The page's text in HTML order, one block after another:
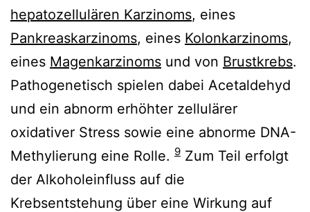
hepatozellulären Karzinoms, eines
Pankreaskarzinoms, eines Kolonkarzinoms,
eines Magenkarzinoms und von Brustkrebs.
Pathogenetisch spielen dabei Acetaldehyd
und ein abnorm erhöhter zellulärer
oxidativer Stress sowie eine abnorme DNA-
Methylierung eine Rolle. 9 Zum Teil erfolgt
der Alkoholeinfluss auf die
Krebsentstehung über eine Wirkung auf